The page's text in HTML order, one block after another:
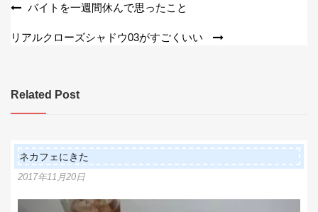
投
稿
ゲ
ー
シ
ョ
ン
バイトを一週間休んで思ったこと
リアルクローズシャドウ03がすごくいい
Related Post
ネカフェにきた
2017年11月20日